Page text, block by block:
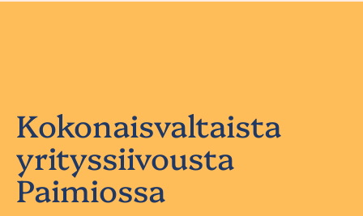
Kokonaisvaltaista
yrityssiivousta
Paimiossa